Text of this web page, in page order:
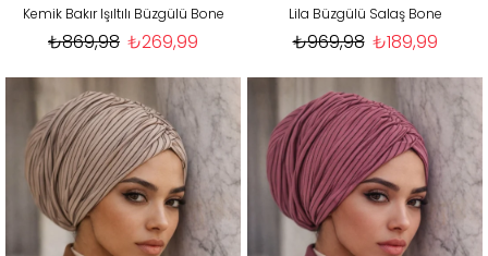
Kemik Bakır Işıltılı Büzgülü Bone
₺269,99
₺869,98
Lila Büzgülü Salaş Bone
₺189,99
₺969,98